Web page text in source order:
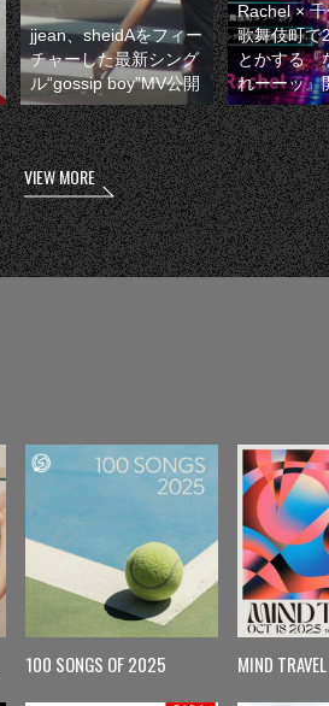
jjean、sheidAをフィー
チャーした最新シング
ル“gossip boy”MV公開
Rachel ×
歌舞伎町で
とかする『
れーーッ』
VIEW MORE
100 SONGS OF 2025 MIND TRAVEL